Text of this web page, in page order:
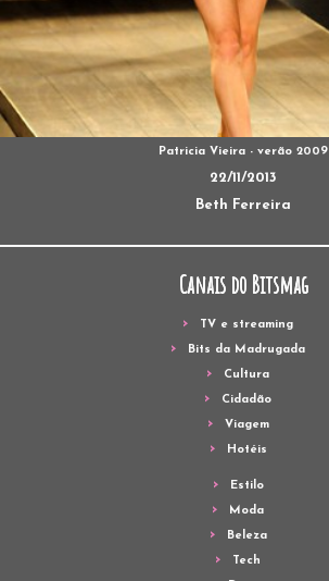
Patricia Vieira - verão 2009
22/11/2013
Beth Ferreira
Canais do Bitsmag
TV e streaming
Bits da Madrugada
Cultura
Cidadão
Viagem
Hotéis
Estilo
Moda
Beleza
Tech